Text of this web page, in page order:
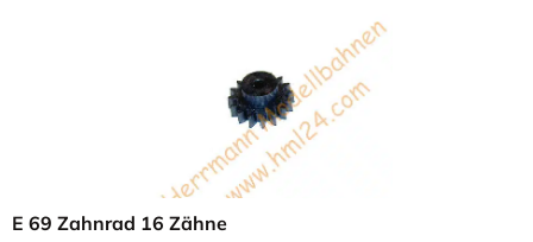
E 69 Zahnrad 16 Zähne